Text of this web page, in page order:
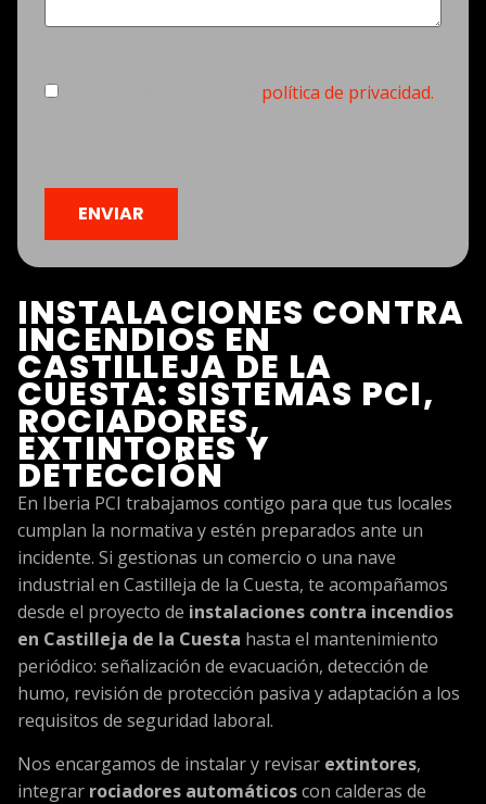
INSTALACIONES CONTRA
INCENDIOS EN
CASTILLEJA DE LA
CUESTA: SISTEMAS PCI,
ROCIADORES,
EXTINTORES Y
DETECCIÓN
En Iberia PCI trabajamos contigo para que tus locales
cumplan la normativa y estén preparados ante un
incidente. Si gestionas un comercio o una nave
industrial en Castilleja de la Cuesta, te acompañamos
desde el proyecto de instalaciones contra incendios
en Castilleja de la Cuesta hasta el mantenimiento
periódico: señalización de evacuación, detección de
humo, revisión de protección pasiva y adaptación a los
requisitos de seguridad laboral.
Nos encargamos de instalar y revisar extintores,
integrar rociadores automáticoscon calderas de
Consentimiento (Obligatorio)política de privacidad.